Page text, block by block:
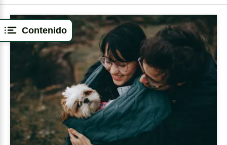
Contenido